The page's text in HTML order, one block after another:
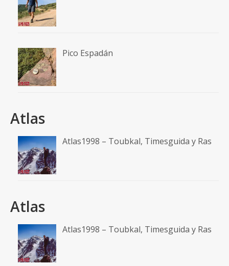
Pico Espadán
Atlas
Atlas1998 – Toubkal, Timesguida y Ras
Atlas
Atlas1998 – Toubkal, Timesguida y Ras